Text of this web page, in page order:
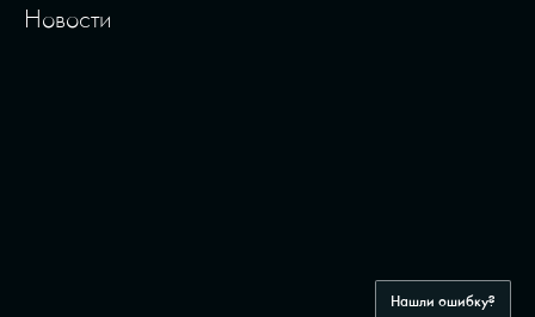
Новости
Нашли ошибку?